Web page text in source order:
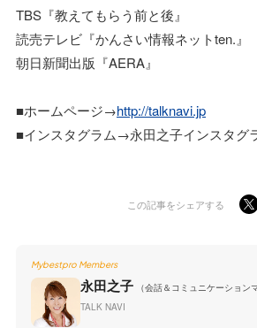
TBS『教えてもらう前と後』
読売テレビ『かんさい情報ネットten.』
朝日新聞出版『AERA』
■ホームページ→http://talknavi.jp
■インスタグラム→永田之子インスタグ
この記事をシェアする
Mybestpro Members
永田之子
（会話＆コミュニケーション
TALK NAVI